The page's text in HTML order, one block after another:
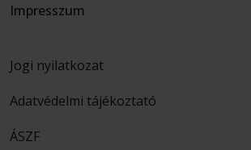
Impresszum
Jogi nyilatkozat
Adatvédelmi tájékoztató
ÁSZF